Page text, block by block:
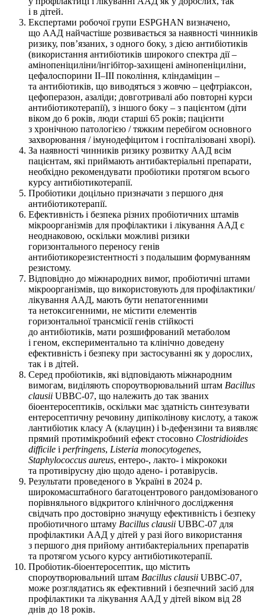
і в дітей.
Експертами робочої групи ESPGHAN визначено,
що ААД найчастіше розвивається за наявності чинників
ризику, пов’язаних, з одного боку, з дією антибіотиків
(використання антибіотиків широкого спектра дії –
амінопеніциліни/інгібітор-захищені амінопеніциліни,
цефалоспорини ІІ–ІІІ покоління, кліндаміцин –
та антибіотиків, що виводяться з жовчю – цефтріаксон,
цефоперазон, азаліди; довготривалі або повторні курси
антибіотикотерапії), з іншого боку – з пацієнтом (діти
віком до 6 років, люди старші 65 років; пацієнти
з хронічною патологією / тяжким перебігом основного
захворювання / імунодефіцитом і госпіталізовані хворі).
За наявності чинників ризику розвитку ААД всім
пацієнтам, які приймають антибактеріальні препарати,
необхідно рекомендувати пробіотики протягом всього
курсу антибіотикотерапії.
Пробіотики доцільно призначати з першого дня
антибіотикотерапії.
Ефективність і безпека різних пробіотичних штамів
мікроорганізмів для профілактики і лікування ААД є
неоднаковою, оскільки можливі ризики
горизонтального переносу генів
антибіотикорезистентності з подальшим формуванням
резистому.
Відповідно до міжнародних вимог, пробіотичні штами
мікроорганізмів, що використовують для профілактики/
лікування ААД, мають бути непатогенними
та нетоксигенними, не містити елементів
горизонтальної трансмісії генів стійкості
до антибіотиків, мати розшифрований метаболом
і геном, експериментально та клінічно доведену
ефективність і безпеку при застосуванні як у дорослих,
так і в дітей.
Серед пробіотиків, які відповідають міжнародним
вимогам, виділяють спороутворювальний штам Bacillus
clausii UBBC-07, що належить до так званих
біоентеросептиків, оскільки має здатність синтезувати
ентеросептичну речовину дипіколінову кислоту, а також
лантибіотик класу А (клауцин) і b-дефензини та виявляє
прямий протимікробний ефект стосовно Clostridioides
difficile і perfringens, Listeriа monocytogenes,
Staphylococcus aureus, ентеро-, лакто- і мікрококи
та противірусну дію щодо адено- і ротавірусів.
Результати проведеного в Україні в 2024 р.
широкомасштабного багатоцентрового рандомізованого
порівняльного відкритого клінічного дослі­дження
свідчать про достовірно значущу ефективність і безпеку
пробіотичного штаму Bacillus clausii UBBC-07 для
профілактики ААД у дітей у разі його використання
з першого дня прийому антибактеріальних препаратів
та протягом усього курсу антибіотикотерапії.
Пробіотик-біоентеросептик, що містить
спороутворювальний штам Bacillus clausii UBBC-07,
може розглядатись як ефективний і безпечний засіб для
профілактики та лікування ААД у дітей віком від 28
днів до 18 років.